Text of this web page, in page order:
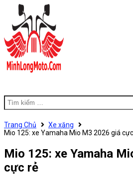
Trang Chủ
Xe xăng
Mio 125: xe Yamaha Mio M3 2026 giá
Mio 125: xe Yamaha
cực rẻ